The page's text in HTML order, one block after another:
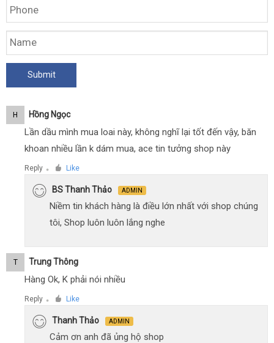
H Hồng Ngọc
Lần dầu mình mua loai này, không nghĩ lại tốt đến vậy, băn
khoan nhiều lần k dám mua, ace tin tưởng shop này
Reply ● Like
BS Thanh Thảo ADMIN
Niềm tin khách hàng là điều lớn nhất với shop chúng
tôi, Shop luôn luôn lắng nghe
T Trung Thông
Hàng Ok, K phải nói nhiều
Reply ● Like
Thanh Thảo ADMIN
Cảm ơn anh đã ủng hộ shop